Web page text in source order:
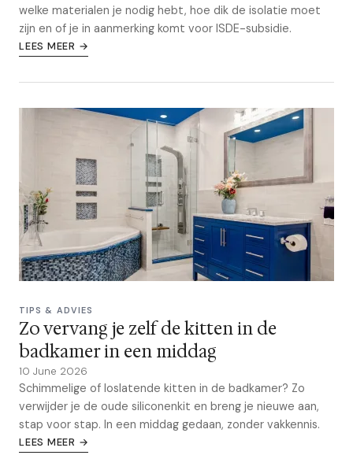
welke materialen je nodig hebt, hoe dik de isolatie moet
zijn en of je in aanmerking komt voor ISDE-subsidie.
LEES MEER →
TIPS & ADVIES
Zo vervang je zelf de kitten in de
badkamer in een middag
10 June 2026
Schimmelige of loslatende kitten in de badkamer? Zo
verwijder je de oude siliconenkit en breng je nieuwe aan,
stap voor stap. In een middag gedaan, zonder vakkennis.
LEES MEER →